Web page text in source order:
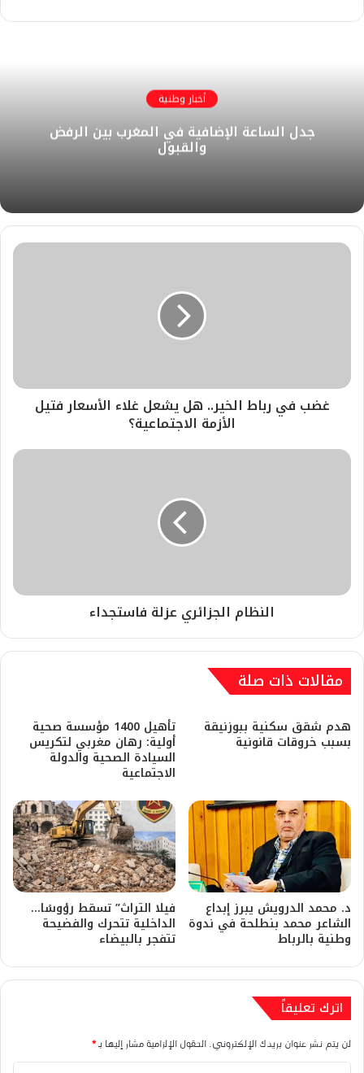
أخبار وطنية
جدل الساعة الإضافية في المغرب بين الرفض
والقبول
غضب في رباط الخير.. هل يشعل غلاء الأسعار فتيل
الأزمة الاجتماعية؟
النظام الجزائري عزلة فاستجداء
مقالات ذات صلة
هدم شقق سكنية ببوزنيقة
بسبب خروقات قانونية
تأهيل 1400 مؤسسة صحية
أولية: رهان مغربي لتكريس
السيادة الصحية والدولة
الاجتماعية
د. محمد الدرويش يبرز إبداع
الشاعر محمد بنطلحة في ندوة
وطنية بالرباط
فيلا التراث” تسقط رؤوسًا…
الداخلية تتحرك والفضيحة
تتفجر بالبيضاء
اترك تعليقاً
لن يتم نشر عنوان بريدك الإلكتروني. الحقول الإلزامية مشار إليها بـ*